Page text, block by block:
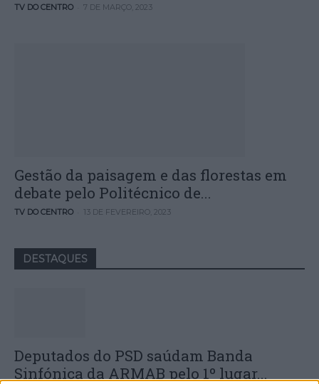
TV DO CENTRO 7 DE MARÇO, 2023
Gestão da paisagem e das florestas em
debate pelo Politécnico de...
TV DO CENTRO 13 DE FEVEREIRO, 2023
DESTAQUES
Deputados do PSD saúdam Banda
Sinfónica da ARMAB pelo 1º lugar...